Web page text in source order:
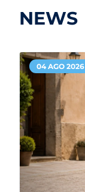
NEWS
04 AGO 2026